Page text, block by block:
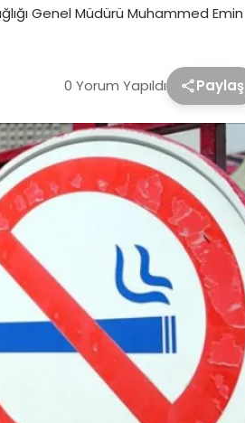
Genel Müdürü Muhammed Emin
0 Yorum Yapıldı Paylaş